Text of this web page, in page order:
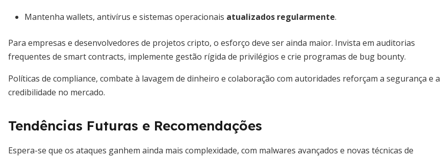
Mantenha wallets, antivírus e sistemas operacionais atualizados regularmente.
Para empresas e desenvolvedores de projetos cripto, o esforço deve ser ainda maior. Invista em auditorias
frequentes de smart contracts, implemente gestão rígida de privilégios e crie programas de bug bounty.
Políticas de compliance, combate à lavagem de dinheiro e colaboração com autoridades reforçam a segurança e a
credibilidade no mercado.
Tendências Futuras e Recomendações
Espera-se que os ataques ganhem ainda mais complexidade, com malwares avançados e novas técnicas de